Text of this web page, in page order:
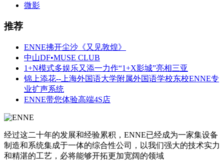
微影
推荐
ENNE拂开尘沙《又见敦煌》
中山DF•MUSE CLUB
1+N模式多娱乐又添一力作“1+X影城”亮相三亚
锦上添花--上海外国语大学附属外国语学校东校ENNE专
业扩声系统
ENNE带您体验高端4S店
经过这二十年的发展和经验累积，ENNE已经成为一家集设备
制造和系统集成于一体的综合性公司，以我们强大的技术实力
和精湛的工艺，必将能够开拓更加宽阔的领域